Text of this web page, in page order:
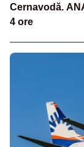
Cernavodă.
4 ore